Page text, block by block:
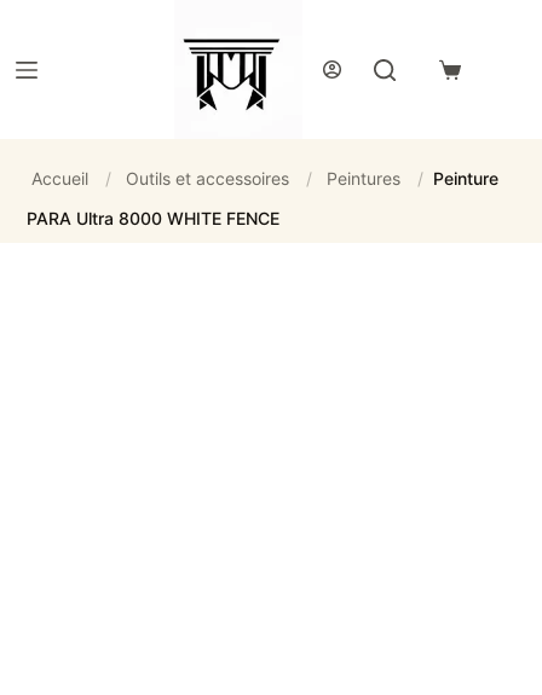
Panier
Accueil / Outils et accessoires / Peintures / Peinture
PARA Ultra 8000 WHITE FENCE